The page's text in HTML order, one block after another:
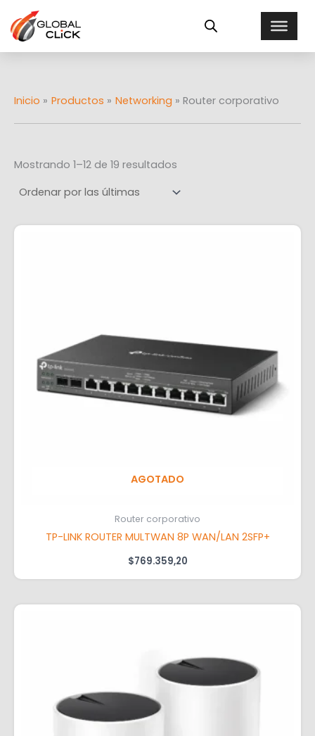
contenido
s
t
o
Inicio Productos Networking Router corporativo
Mostrando 1–12 de 19 resultados
recientes
AGOTADO
Router corporativo
TP-LINK ROUTER MULTWAN 8P WAN/LAN 2SFP+
$769.359,20